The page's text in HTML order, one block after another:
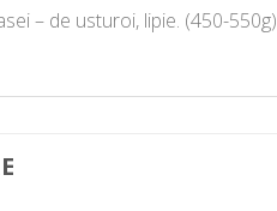
– de usturoi, lipie. (450-550g)